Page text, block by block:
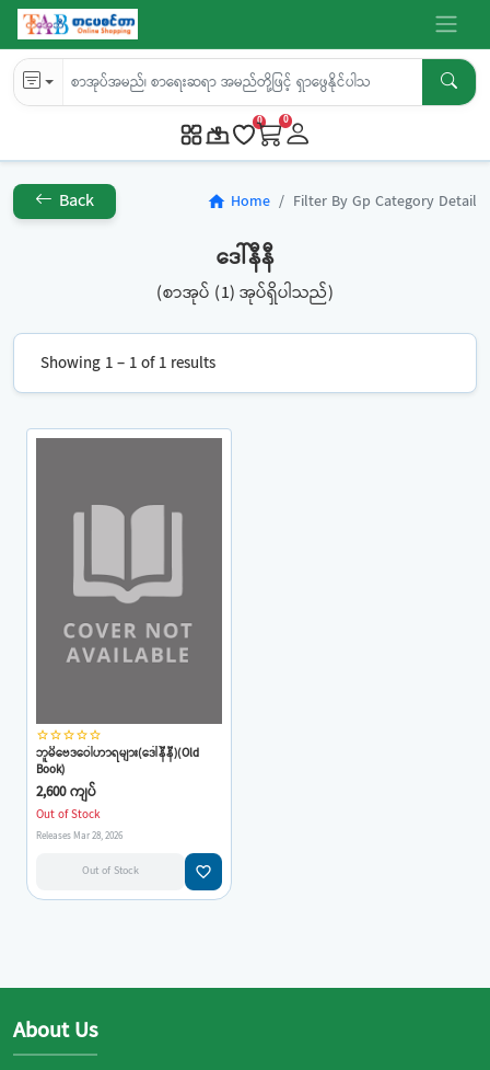
0 0
Back home Home Filter By Gp Category Detail
ဒေါ်နီနီ
(စာအုပ် (1) အုပ်ရှိပါသည်)
Showing 1 – 1 of 1 results
star_borderstar_borderstar_borderstar_borderstar_border
ဘူမိဗေဒဝေါဟာရများ(ဒေါ်နီနီ)(Old
Book)
2,600 ကျပ်
Out of Stock
Releases Mar 28, 2026
Out of Stock favorite_border
About Us